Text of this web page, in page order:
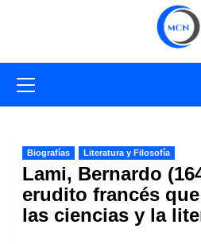
primario
Biografías Literatura y Filosofía
Lami, Bernardo
erudito francés
las ciencias y la